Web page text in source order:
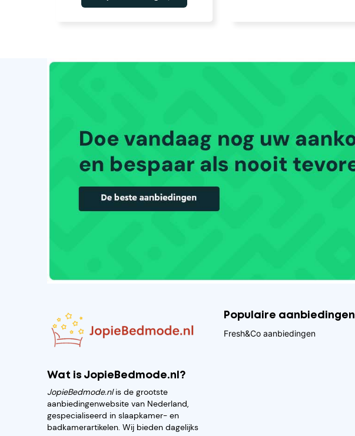
Wat is JopieBedmode.nl?
JopieBedmode.nlis de grootste
aanbiedingenwebsite van Nederland,
gespecialiseerd in slaapkamer- en
badkamerartikelen. Wij bieden dagelijks
Populaire aanbiedingen
Fresh&Co aanbiedingen